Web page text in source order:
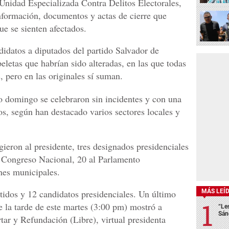
documentos y actas de cierre que
se sienten afectados.
a diputados del partido Salvador de
que habrían sido alteradas, en las que todas
pero en las originales sí suman.
domingo se celebraron sin incidentes y con una
según han destacado varios sectores locales y
al presidente, tres designados presidenciales
Nacional, 20 al Parlamento
municipales.
y 12 candidatos presidenciales. Un último
tarde de este martes (3:00 pm) mostró a
y Refundación (Libre), virtual presidenta
MÁS